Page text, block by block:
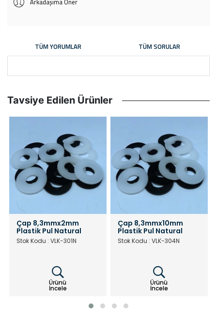
Arkadaşıma Öner
TÜM YORUMLAR TÜM SORULAR
Tavsiye Edilen Ürünler
Çap 8,3mmx2mm
Plastik Pul Natural
Stok Kodu : VLK-301N
Ürünü
İncele
Çap 8,3mmx10mm
Plastik Pul Natural
Stok Kodu : VLK-304N
Ürünü
İncele